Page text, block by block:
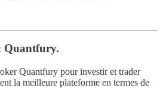
Quantfury.
Quantfury pour investir et trader
la meilleure plateforme en termes de